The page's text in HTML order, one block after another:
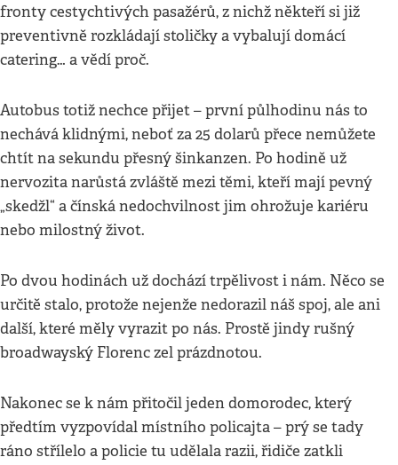
fronty cestychtivých pasažérů, z nichž někteří si již
preventivně rozkládají stoličky a vybalují domácí
catering… a vědí proč.
Autobus totiž nechce přijet – první půlhodinu nás to
nechává klidnými, neboť za 25 dolarů přece nemůžete
chtít na sekundu přesný šinkanzen. Po hodině už
nervozita narůstá zvláště mezi těmi, kteří mají pevný
„skedžl“ a čínská nedochvilnost jim ohrožuje kariéru
nebo milostný život.
Po dvou hodinách už dochází trpělivost i nám. Něco se
určitě stalo, protože nejenže nedorazil náš spoj, ale ani
další, které měly vyrazit po nás. Prostě jindy rušný
broadwayský Florenc zel prázdnotou.
Nakonec se k nám přitočil jeden domorodec, který
předtím vyzpovídal místního policajta – prý se tady
ráno střílelo a policie tu udělala razii, řidiče zatkli